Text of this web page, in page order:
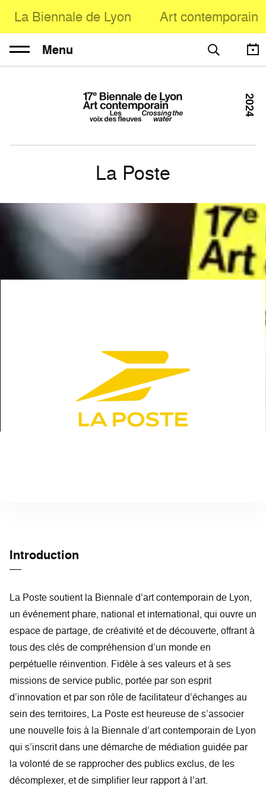
La Biennale de Lyon Art contemporain
Menu
La Poste
2024
Introduction
La Poste soutient la Biennale d’art contemporain de Lyon,
un événement phare, national et international, qui ouvre un
espace de partage, de créativité et de découverte, offrant à
tous des clés de compréhension d’un monde en
perpétuelle réinvention. Fidèle à ses valeurs et à ses
missions de service public, portée par son esprit
d’innovation et par son rôle de facilitateur d’échanges au
sein des territoires, La Poste est heureuse de s’associer
une nouvelle fois à la Biennale d’art contemporain de Lyon
qui s’inscrit dans une démarche de médiation guidée par
la volonté de se rapprocher des publics exclus, de les
décomplexer, et de simplifier leur rapport à l’art.